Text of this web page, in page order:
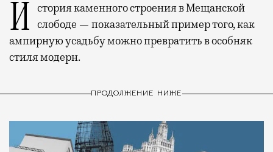
История каменного строения в Мещанской слободе — показательный пример того, как
ампирную усадьбу можно превратить в особняк
стиля модерн.
ПРОДОЛЖЕНИЕ НИЖЕ